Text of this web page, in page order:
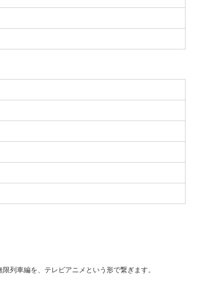
列車編を、テレビアニメという形で繋ぎます。